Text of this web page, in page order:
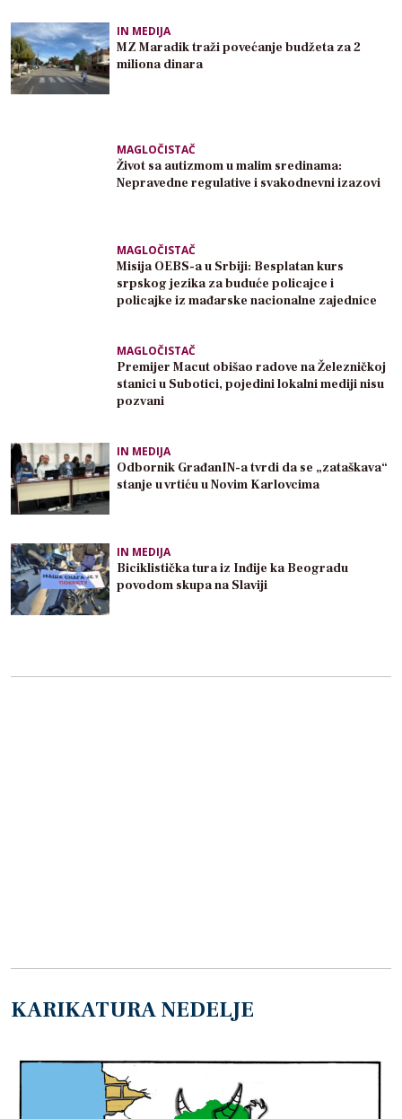
IN MEDIJA
MZ Maradik traži povećanje budžeta za 2
miliona dinara
MAGLOČISTAČ
Život sa autizmom u malim sredinama:
Nepravedne regulative i svakodnevni izazovi
MAGLOČISTAČ
Misija OEBS-a u Srbiji: Besplatan kurs
srpskog jezika za buduće policajce i
policajke iz mađarske nacionalne zajednice
MAGLOČISTAČ
Premijer Macut obišao radove na Železničkoj
stanici u Subotici, pojedini lokalni mediji nisu
pozvani
IN MEDIJA
Odbornik GrađanIN-a tvrdi da se „zataškava“
stanje u vrtiću u Novim Karlovcima
IN MEDIJA
Biciklistička tura iz Inđije ka Beogradu
povodom skupa na Slaviji
KARIKATURA NEDELJE